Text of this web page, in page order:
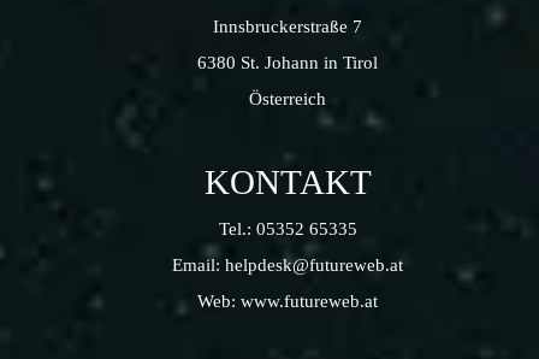
Innsbruckerstraße 7
6380 St. Johann in Tirol
Österreich
KONTAKT
Tel.: 05352 65335
Email: helpdesk@futureweb.at
Web: www.futureweb.at